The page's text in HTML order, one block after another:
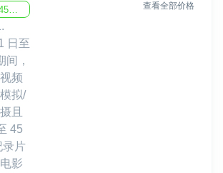
日至
间，
频
拟/
且
45
录片
影
查看全部价格